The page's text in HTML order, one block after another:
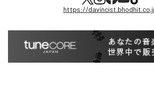
https://